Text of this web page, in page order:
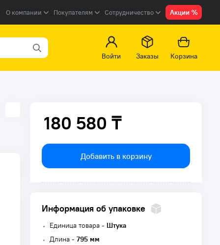
О компании Покупателям Сотрудничество Акции %
Войти
Заказы Корзина
180 580 ₸
180 580 ₸
Добавить в корзину
Информация об упаковке
Единица товара - Штука
Длина - 795 мм